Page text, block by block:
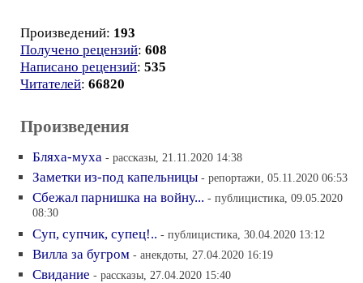
Произведений: 193
Получено рецензий: 608
Написано рецензий: 535
Читателей: 66820
Произведения
Бляха-муха - рассказы, 21.11.2020 14:38
Заметки из-под капельницы - репортажи, 05.11.2020 06:53
Сбежал парнишка на войну... - публицистика, 09.05.2020
08:30
Суп, супчик, супец!.. - публицистика, 30.04.2020 13:12
Вилла за бугром - анекдоты, 27.04.2020 16:19
Свидание - рассказы, 27.04.2020 15:40